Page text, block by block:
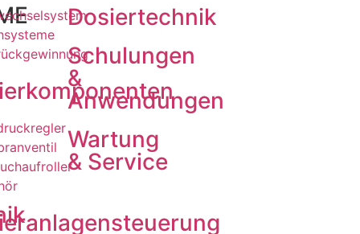
Dosiertechnik
Schulungen
&
Anwendungen
Wartung
& Service